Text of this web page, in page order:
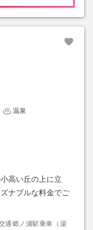
温泉
高い丘の上に立
ナブルな料金でご
通郷ノ浦駅乗車（湯